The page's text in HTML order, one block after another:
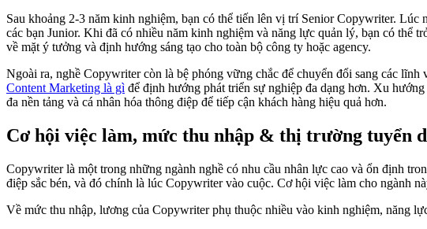
Sau khoảng 2-3 năm kinh nghiệm, bạn có thể tiến lên vị trí Senior Copywriter.
các bạn Junior. Khi đã có nhiều năm kinh nghiệm và năng lực quản lý, bạn có thể
về mặt ý tưởng và định hướng sáng tạo cho toàn bộ công ty hoặc agency.
Ngoài ra, nghề Copywriter còn là bệ phóng vững chắc để chuyển đổi sang các
Content Marketing là gì để định hướng phát triển sự nghiệp đa dạng hơn. Xu
đa nền tảng và cá nhân hóa thông điệp để tiếp cận khách hàng hiệu quả hơn.
Cơ hội việc làm, mức thu nhập & thị trường tuyển
Copywriter là một trong những ngành nghề có nhu cầu nhân lực cao và ổn định
điệp sắc bén, và đó chính là lúc Copywriter vào cuộc. Cơ hội việc làm cho ngành
Về mức thu nhập, lương của Copywriter phụ thuộc nhiều vào kinh nghiệm, năng